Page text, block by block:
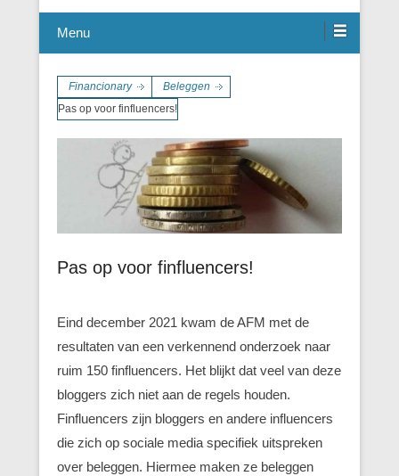
Menu
Financionary
Beleggen
Pas op voor finfluencers!
Pas op voor finfluencers!
Eind december 2021 kwam de AFM met de
resultaten van een verkennend onderzoek naar
ruim 150 finfluencers. Het blijkt dat veel van deze
bloggers zich niet aan de regels houden.
Finfluencers zijn bloggers en andere influencers
die zich op sociale media specifiek uitspreken
over beleggen. Hiermee maken ze beleggen